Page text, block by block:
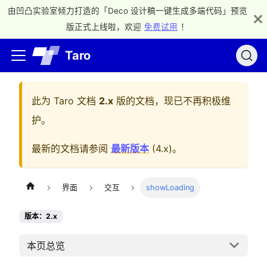
由凹凸实验室倾力打造的「Deco 设计稿一键生成多端代码」预览
版正式上线啦，欢迎 免费试用 ！
Taro
此为 Taro 文档 2.x 版的文档，现已不再积极维
护。
最新的文档请参阅 最新版本 (4.x)。
界面 交互 showLoading
版本：2.x
本页总览